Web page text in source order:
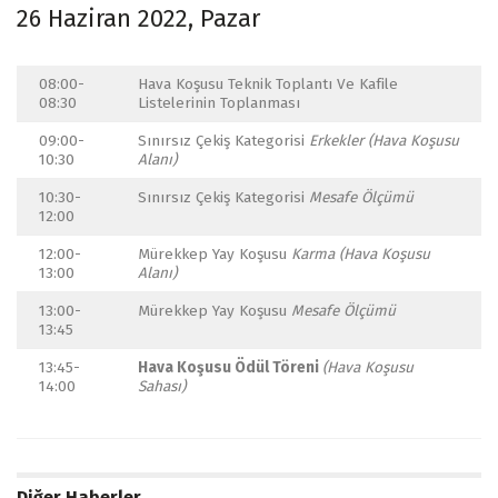
26 Haziran 2022, Pazar
08:00-
08:30
Hava Koşusu Teknik Toplantı Ve Kafile
Listelerinin Toplanması
09:00-
10:30
Sınırsız Çekiş Kategorisi Erkekler (Hava Koşusu
Alanı)
10:30-
12:00
Sınırsız Çekiş Kategorisi Mesafe Ölçümü
12:00-
13:00
Mürekkep Yay Koşusu Karma (Hava Koşusu
Alanı)
13:00-
13:45
Mürekkep Yay Koşusu Mesafe Ölçümü
13:45-
14:00
Hava Koşusu Ödül Töreni (Hava Koşusu
Sahası)